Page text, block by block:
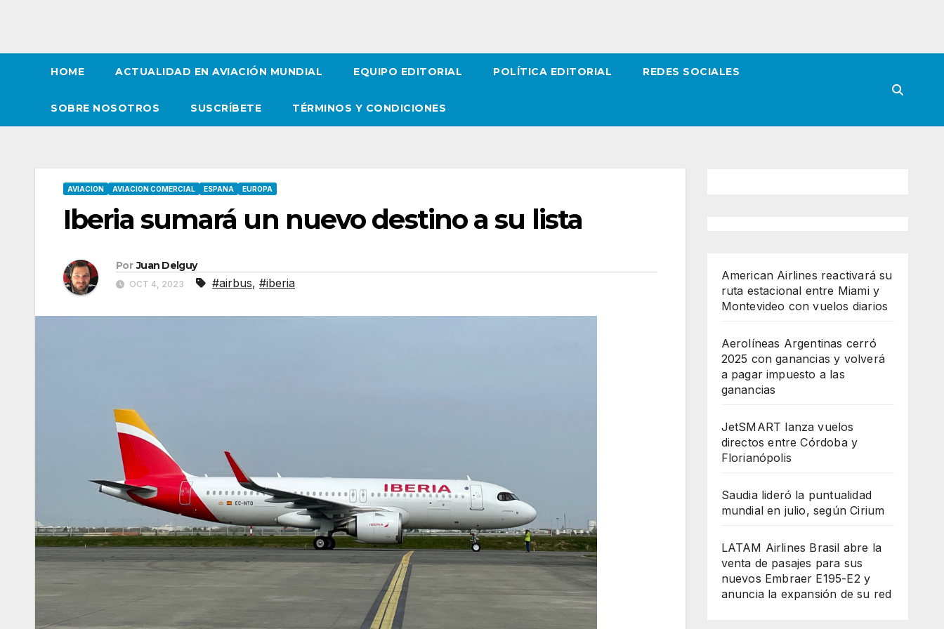
HOME ACTUALIDAD EN AVIACIÓN MUNDIAL EQUIPO EDITORIAL POLÍTICA EDITORIAL REDES SOCIALES
SOBRE NOSOTROS SUSCRÍBETE TÉRMINOS Y CONDICIONES
AVIACION AVIACION COMERCIAL ESPANA EUROPA
Iberia sumará un nuevo destino a su lista
Por Juan Delguy
OCT 4, 2023 #airbus, #iberia
American Airlines reactivará su
ruta estacional entre Miami y
Montevideo con vuelos diarios
Aerolíneas Argentinas cerró
2025 con ganancias y volverá
a pagar impuesto a las
ganancias
JetSMART lanza vuelos
directos entre Córdoba y
Florianópolis
Saudia lideró la puntualidad
mundial en julio, según Cirium
LATAM Airlines Brasil abre la
venta de pasajes para sus
nuevos Embraer E195-E2 y
anuncia la expansión de su red